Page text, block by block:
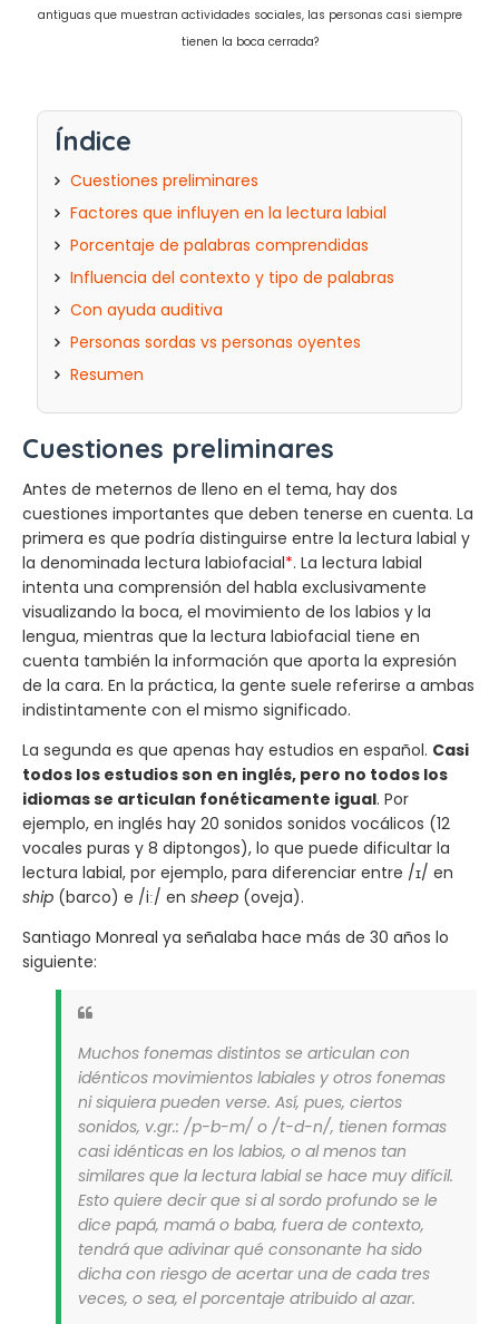
antiguas que muestran actividades sociales, las personas casi siempre
tienen la boca cerrada?
Índice
Cuestiones preliminares
Factores que influyen en la lectura labial
Porcentaje de palabras comprendidas
Influencia del contexto y tipo de palabras
Con ayuda auditiva
Personas sordas vs personas oyentes
Resumen
Cuestiones preliminares
Antes de meternos de lleno en el tema, hay dos
cuestiones importantes que deben tenerse en cuenta. La
primera es que podría distinguirse entre la lectura labial y
la denominada lectura labiofacial*. La lectura labial
intenta una comprensión del habla exclusivamente
visualizando la boca, el movimiento de los labios y la
lengua, mientras que la lectura labiofacial tiene en
cuenta también la información que aporta la expresión
de la cara. En la práctica, la gente suele referirse a ambas
indistintamente con el mismo significado.
La segunda es que apenas hay estudios en español. Casi
todos los estudios son en inglés, pero no todos los
idiomas se articulan fonéticamente igual. Por
ejemplo, en inglés hay 20 sonidos sonidos vocálicos (12
vocales puras y 8 diptongos), lo que puede dificultar la
lectura labial, por ejemplo, para diferenciar entre /ɪ/ en
ship (barco) e /iː/ en sheep (oveja).
Santiago Monreal ya señalaba hace más de 30 años lo
siguiente:
Muchos fonemas distintos se articulan con
idénticos movimientos labiales y otros fonemas
ni siquiera pueden verse. Así, pues, ciertos
sonidos, v.gr.: /p-b-m/ o /t-d-n/, tienen formas
casi idénticas en los labios, o al menos tan
similares que la lectura labial se hace muy difícil.
Esto quiere decir que si al sordo profundo se le
dice papá, mamá o baba, fuera de contexto,
tendrá que adivinar qué consonante ha sido
dicha con riesgo de acertar una de cada tres
veces, o sea, el porcentaje atribuido al azar.